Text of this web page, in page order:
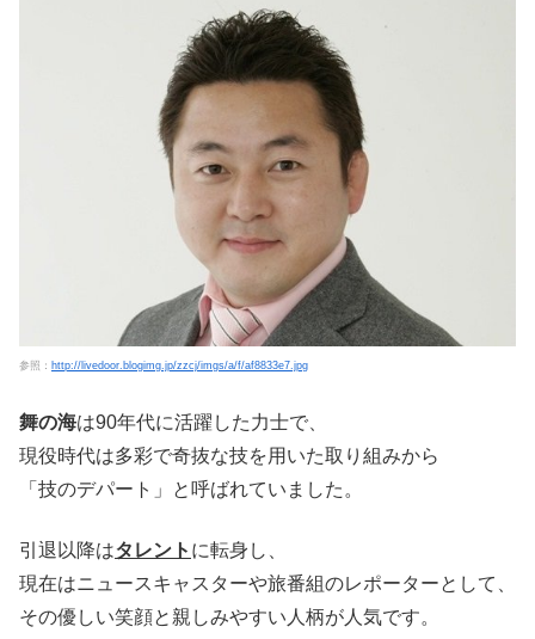
参照： http://livedoor.blogimg.jp/zzcj/imgs/a/f/af8833e7.jpg
舞の海は90年代に活躍した力士で、
現役時代は多彩で奇抜な技を用いた取り組みから
「技のデパート」と呼ばれていました。
引退以降はタレント に転身し、
現在はニュースキャスターや旅番組のレポーターとして、
その優しい笑顔と親しみやすい人柄が人気です。